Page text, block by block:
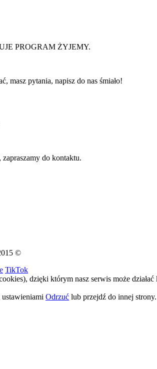
PROGRAM ŻYJEMY.
masz pytania, napisz do nas śmiało!
do kontaktu.
©
TikTok
dzięki którym nasz serwis może działać
ustawieniami Odrzuć lub przejdź do innej strony.